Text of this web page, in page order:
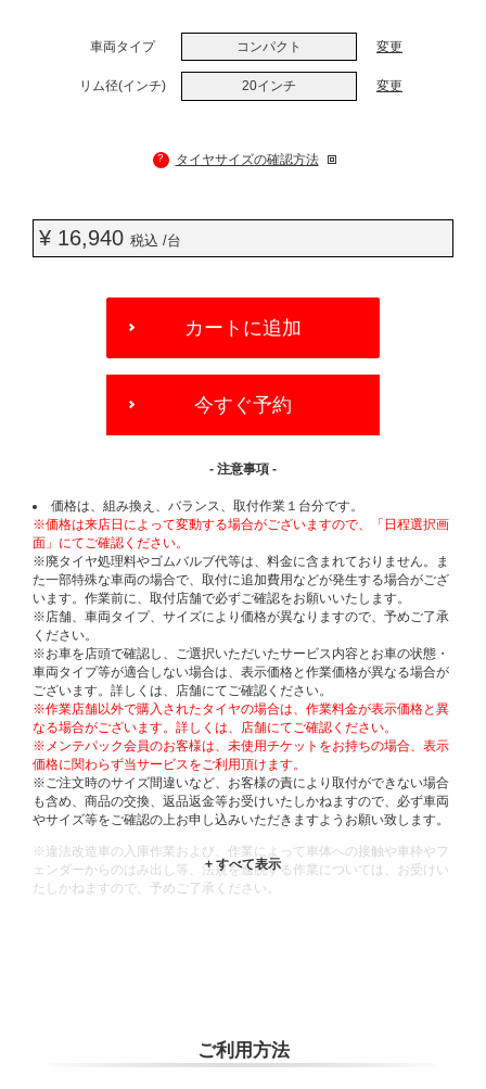
車両タイプ コンパクト 変更
リム径(インチ) 20インチ 変更
? タイヤサイズの確認方法
¥ 16,940 税込 /台
OPTIONS
カートに追加
今すぐ予約
- 注意事項 -
価格は、組み換え、バランス、取付作業１台分です。
※価格は来店日によって変動する場合がございますので、「日程選択画
面」にてご確認ください。
※廃タイヤ処理料やゴムバルブ代等は、料金に含まれておりません。ま
た一部特殊な車両の場合で、取付に追加費用などが発生する場合がござ
います。作業前に、取付店舗で必ずご確認をお願いいたします。
※店舗、車両タイプ、サイズにより価格が異なりますので、予めご了承
ください。
※お車を店頭で確認し、ご選択いただいたサービス内容とお車の状態・
車両タイプ等が適合しない場合は、表示価格と作業価格が異なる場合が
ございます。詳しくは、店舗にてご確認ください。
※作業店舗以外で購入されたタイヤの場合は、作業料金が表示価格と異
なる場合がございます。詳しくは、店舗にてご確認ください。
※メンテパック会員のお客様は、未使用チケットをお持ちの場合、表示
価格に関わらず当サービスをご利用頂けます。
※ご注文時のサイズ間違いなど、お客様の責により取付ができない場合
も含め、商品の交換、返品返金等お受けいたしかねますので、必ず車両
やサイズ等をご確認の上お申し込みいただきますようお願い致します。
※違法改造車の入庫作業および、作業によって車体への接触や車枠やフ
ェンダーからのはみ出し等、法規を逸脱する作業については、お受けい
たしかねますので、予めご了承ください。
ご利用方法